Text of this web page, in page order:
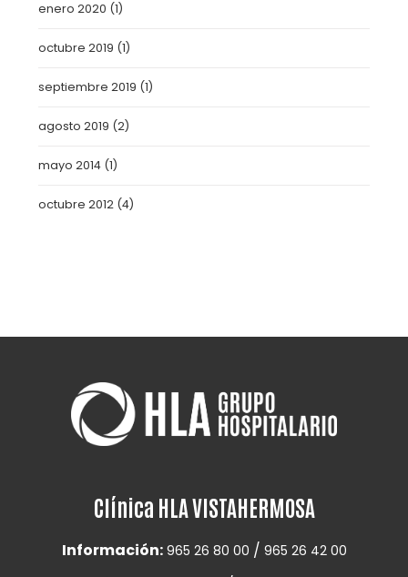
enero 2020 (1)
octubre 2019 (1)
septiembre 2019 (1)
agosto 2019 (2)
mayo 2014 (1)
octubre 2012 (4)
Clínica HLA VISTAHERMOSA
Información: 965 26 80 00 / 965 26 42 00